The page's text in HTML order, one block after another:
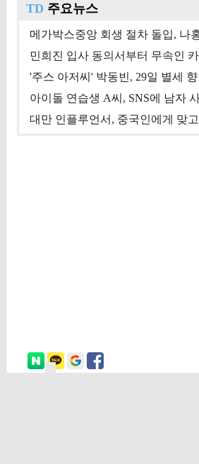
TD 주요뉴스
'주스 아저씨' 박동빈, 29일 별세 향